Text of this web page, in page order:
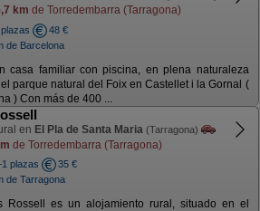
km de Torredembarra (Tarragona)
48 €
de Barcelona
casa familiar con piscina, en plena naturaleza
parque natural del Foix en Castellet i la Gornal (
) Con más de 400 ...
en El Pla de Santa Maria (Tarragona)
de Torredembarra (Tarragona)
plazas
35 €
de Tarragona
Rossell es un alojamiento rural, situado en el